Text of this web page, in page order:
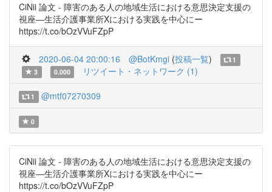
CiNii 論文 - 障害のある人の地域生活における意思決定支援の
視座―生活介護事業所Xにおける実践を中心にー
https://t.co/bOzVVuFZpP
2020-06-04 20:00:16 @BotKmgi (投稿一覧)
1
3
0.000 リツイート・ネットワーク (1)
1 @mtf07270309
0
CiNii 論文 - 障害のある人の地域生活における意思決定支援の
視座―生活介護事業所Xにおける実践を中心にー
https://t.co/bOzVVuFZpP